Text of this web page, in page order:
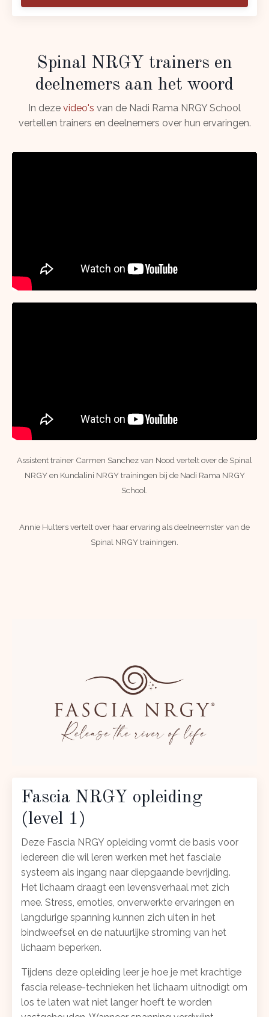
Spinal NRGY trainers en
deelnemers aan het woord
In deze video's van de Nadi Rama NRGY School
vertellen trainers en deelnemers over hun ervaringen.
Assistent trainer Carmen Sanchez van Nood vertelt over de Spinal
NRGY en Kundalini NRGY trainingen bij de Nadi Rama NRGY
School.
Annie Hulters vertelt over haar ervaring als deelneemster van de
Spinal NRGY trainingen.
Fascia NRGY opleiding
(level 1)
Deze Fascia NRGY opleiding vormt de basis voor
iedereen die wil leren werken met het fasciale
systeem als ingang naar diepgaande bevrijding.
Het lichaam draagt een levensverhaal met zich
mee. Stress, emoties, onverwerkte ervaringen en
langdurige spanning kunnen zich uiten in het
bindweefsel en de natuurlijke stroming van het
lichaam beperken.
Tijdens deze opleiding leer je hoe je met krachtige
fascia release-technieken het lichaam uitnodigt om
los te laten wat niet langer hoeft te worden